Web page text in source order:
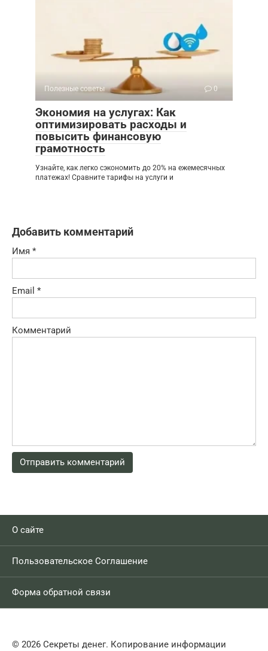
Полезные советы 0
Экономия на услугах: Как
оптимизировать расходы и
повысить финансовую
грамотность
Узнайте, как легко сэкономить до 20% на ежемесячных
платежах! Сравните тарифы на услуги и
Добавить комментарий
Имя *
Email *
Комментарий
О сайте
Пользовательское Соглашение
Форма обратной связи
© 2026 Секреты денег. Копирование информации